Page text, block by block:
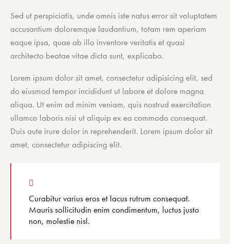
Sed ut perspiciatis, unde omnis iste natus error sit voluptatem
accusantium doloremque laudantium, totam rem aperiam
eaque ipsa, quae ab illo inventore veritatis et quasi
architecto beatae vitae dicta sunt, explicabo.
Lorem ipsum dolor sit amet, consectetur adipisicing elit, sed
do eiusmod tempor incididunt ut labore et dolore magna
aliqua. Ut enim ad minim veniam, quis nostrud exercitation
ullamco laboris nisi ut aliquip ex ea commodo consequat.
Duis aute irure dolor in reprehenderit. Lorem ipsum dolor sit
amet, consectetur adipiscing elit.
Curabitur varius eros et lacus rutrum consequat.
Mauris sollicitudin enim condimentum, luctus justo
non, molestie nisl.